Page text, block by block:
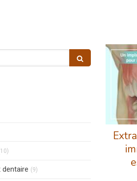
dentaire (9)